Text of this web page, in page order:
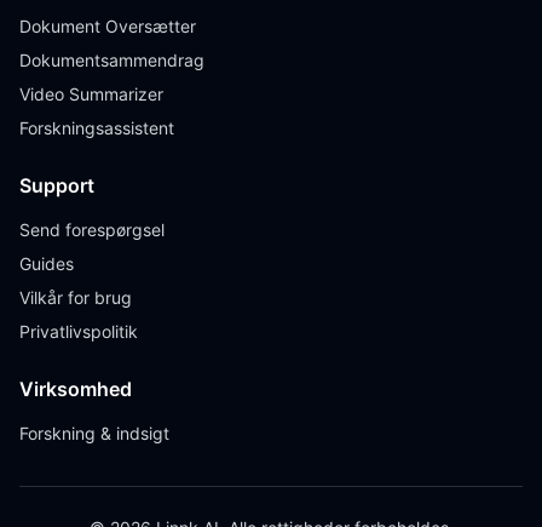
Dokument Oversætter
Dokumentsammendrag
Video Summarizer
Forskningsassistent
Support
Send forespørgsel
Guides
Vilkår for brug
Privatlivspolitik
Virksomhed
Forskning & indsigt